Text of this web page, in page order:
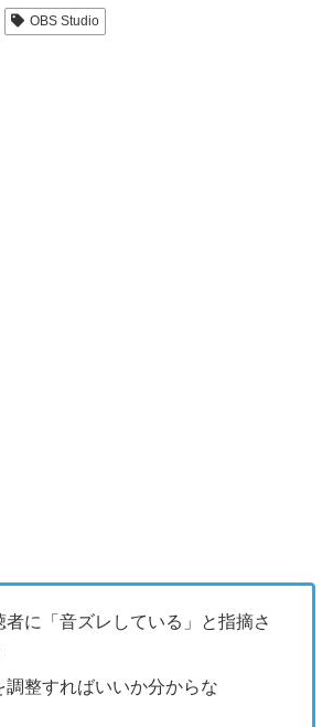
OBS Studio
者に「音ズレしている」と指摘さ
調整すればいいか分からな